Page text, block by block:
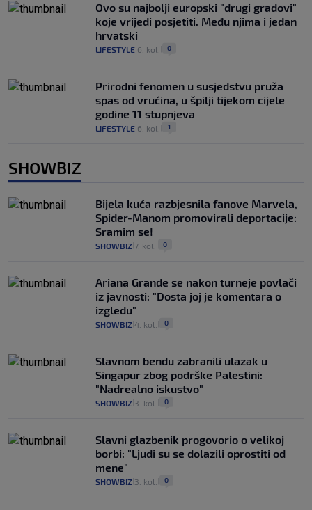
Ovo su najbolji europski "drugi gradovi"
koje vrijedi posjetiti. Među njima i jedan
hrvatski
LIFESTYLE 6. kol. 0
Prirodni fenomen u susjedstvu pruža
spas od vrućina, u špilji tijekom cijele
godine 11 stupnjeva
LIFESTYLE 6. kol. 1
SHOWBIZ
Bijela kuća razbjesnila fanove Marvela,
Spider-Manom promovirali deportacije:
Sramim se!
SHOWBIZ 7. kol. 0
Ariana Grande se nakon turneje povlači
iz javnosti: "Dosta joj je komentara o
izgledu"
SHOWBIZ 4. kol. 0
Slavnom bendu zabranili ulazak u
Singapur zbog podrške Palestini:
"Nadrealno iskustvo"
SHOWBIZ 3. kol. 0
Slavni glazbenik progovorio o velikoj
borbi: "Ljudi su se dolazili oprostiti od
mene"
SHOWBIZ 3. kol. 0